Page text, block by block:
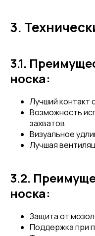
3.
3.1.
носка:
Лучший контакт
Возможность
захватов
Визуальное
Лучшая
3.2.
носка:
Защита от
Поддержка при